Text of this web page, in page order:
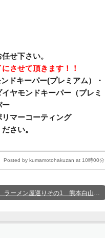
せ下さい。
させて頂きます！！
ドキーパー(プレミアム）・
ヤモンドキーパー（プレミ
ー
マーコーティング
さい。
Posted by kumamotohakuzan at 10時00分
ラーメン屋巡りその1 熊本白山店 有藤